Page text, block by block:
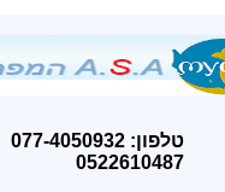
טלפון: 077-4050932
0522610487